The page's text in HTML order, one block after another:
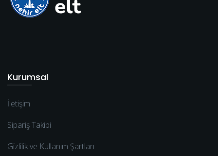
Kurumsal
İletişim
Sipariş Takibi
Gizlilik ve Kullanım Şartları